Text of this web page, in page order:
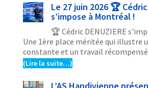
Le 27 juin 2026 🏆 Cédric
s’impose à Montréal !
🏆 Cédric DENUZIERE
Une 1ère place méritée qui illustre
constante et un travail récompensé
(Lire la suite…)
L’AS Handivienne